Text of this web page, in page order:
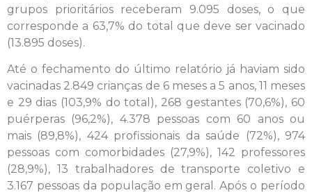
grupos prioritários receberam 9.095 doses, o que
corresponde a 63,7% do total que deve ser vacinado
(13.895 doses).
Até o fechamento do último relatório já haviam sido
vacinadas 2.849 crianças de 6 meses a 5 anos, 11 meses
e 29 dias (103,9% do total), 268 gestantes (70,6%), 60
puérperas (96,2%), 4.378 pessoas com 60 anos ou
mais (89,8%), 424 profissionais da saúde (72%), 974
pessoas com comorbidades (27,9%), 142 professores
(28,9%), 13 trabalhadores de transporte coletivo e
3.167 pessoas da população em geral. Após o período